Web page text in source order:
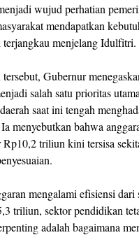
wujud perhatian
mendapatkan
terjangkau menjelang Idulfitri.
Gubernur
salah satu prioritas
saat ini tengah
menyebutkan bahwa
Rp10,2 triliun kini tersisa
mengalami efisiensi
triliun, sektor pendidikan
adalah bagaimana